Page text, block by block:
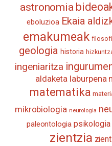
astronomia
eboluzioa Ekaia
emakumeak
geologia historia
ingeniaritza
aldaketa laburpena
matematika
mikrobiologia neurologia
paleontologia psikologia
zientzia